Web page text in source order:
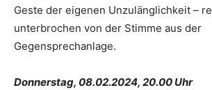
Geste der eigenen Unzulänglichkeit –
unterbrochen von der Stimme aus der
Gegensprechanlage.
Donnerstag, 08.02.2024, 20.00 Uhr